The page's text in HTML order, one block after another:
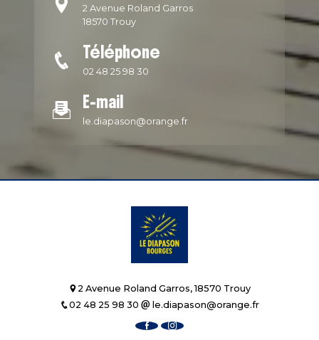
2 Avenue Roland Garros
18570 Trouy
Téléphone
02 48 25 98 30
E-mail
le.diapason@orange.fr
2 Avenue Roland Garros, 18570 Trouy
02 48 25 98 30
le.diapason@orange.fr